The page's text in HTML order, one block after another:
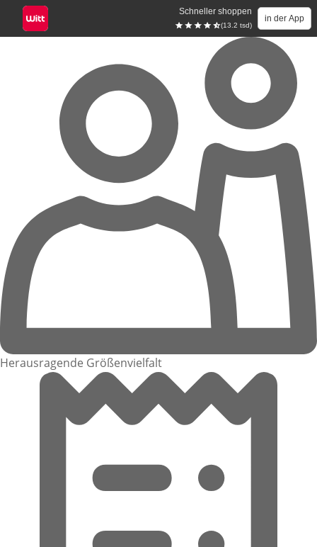
Schneller shoppen
(13.2 tsd)
in der App
Herausragende Größenvielfalt